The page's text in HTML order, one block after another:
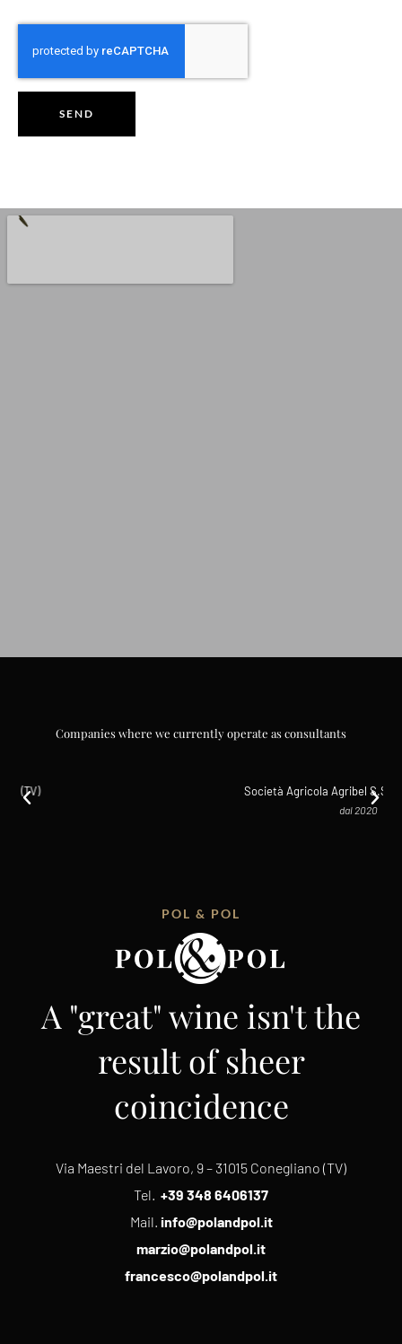
SEND
Companies where we currently operate as consultants
Società Agricola Agribel S.S. Lanuvio ( Roma)
POL & POL
A "great" wine isn't the
result of sheer
coincidence
Via Maestri del Lavoro, 9 – 31015 Conegliano (TV)
Tel. +39 348 6406137
Mail. info@polandpol.it
marzio@polandpol.it
francesco@polandpol.it